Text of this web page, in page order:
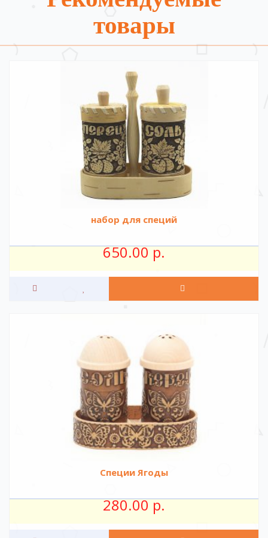
товары
набор для специй
650.00 р.
Специи Ягоды
280.00 р.